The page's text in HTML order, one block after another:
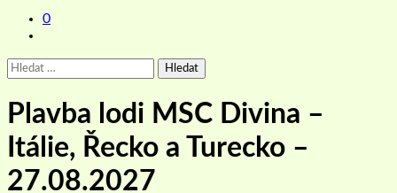
0
Vyhledávání
Plavba lodi MSC Divina –
Itálie, Řecko a Turecko –
27.08.2027